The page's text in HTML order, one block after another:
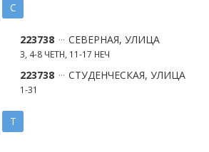
С
223738 СЕВЕРНАЯ, УЛИЦА
3, 4-8 ЧЕТН, 11-17 НЕЧ
223738 СТУДЕНЧЕСКАЯ, УЛИЦА
1-31
Т